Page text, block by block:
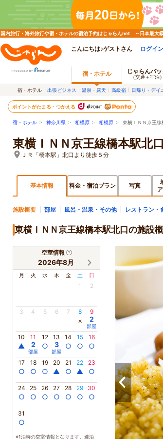
国内旅行・海外旅行や宿・ホテルの宿泊予約はじゃらんnet ～日本最大
こんにちは♪ゲストさん ログイン
宿・ホテル じゃらんパッ
（交通＋宿泊）
宿・ホテル 出張ビジネス 温泉・露天 高級宿 日帰り・デイ
ポイントがたまる・つかえる
宿・ホテル > 神奈川県 > 相模原 > 相模原 > 東横ＩＮＮ京王線
東横ＩＮＮ京王線橋本駅北口
ＪＲ「橋本駅」北口より徒歩５分
基本情報 料金・宿泊プラン 写真
施設概要 部屋 風呂・温泉・その他 レストラン・
東横ＩＮＮ京王線橋本駅北口の施設
空室情報
2026年8月
月 火 水 木 金 土 日
1 2
3 4 5 6 7 8
×
9
2
部屋
10
▲
11
2
部屋
12
○
13
3
部屋
14
○
15
○
16
○
17
○
18
○
19
○
20
▲
21
○
22
▲
23
○
24
○
25
○
26
○
27
○
28
○
29
○
30
○
31
○
※1泊時の空室情報となります。連泊